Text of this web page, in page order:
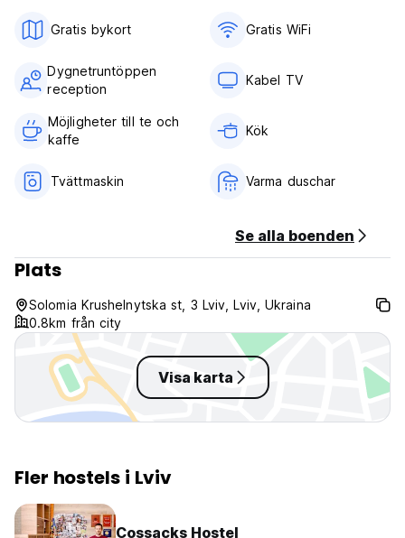
24/7 reception.
City tax is leaved. The amount may be different and tax not
Gratis bykort Gratis WiFi
Dygnetruntöppen
reception
Kabel TV
Möjligheter till te och
kaffe
Kök
Tvättmaskin Varma duschar
Se alla boenden
Plats
Solomia Krushelnytska st, 3 Lviv, Lviv, Ukraina
0.8km från city
Visa karta
Fler hostels i Lviv
Cossacks Hostel